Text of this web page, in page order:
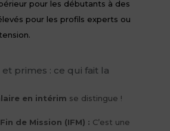
pour les débutants à des
pour les profils experts ou
primes : ce qui fait la
en intérim se distingue !
de Mission (IFM) : C’est une